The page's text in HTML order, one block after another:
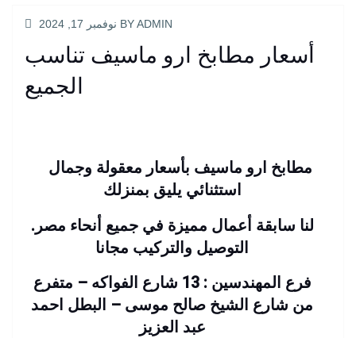
POSTED
نوفمبر 17, 2024 BYADMIN
أسعار مطابخ ارو ماسيف تناسب
الجميع
استثنائي يليق بمنزلك
لنا سابقة أعمال مميزة في جميع أنحاء مصر.
التوصيل والتركيب مجانا
فرع المهندسين : 13 شارع الفواكه – متفرع
من شارع الشيخ صالح موسى – البطل احمد
عبد العزيز